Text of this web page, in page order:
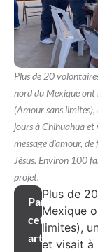
Plus de 20
nord du Mexique ont
(Amour sans
jours à Chihuahua
message d'amour,
Jésus. Environ 100
projet.
Partager
cet
article
Plus de
Mexique
limites),
et visait à